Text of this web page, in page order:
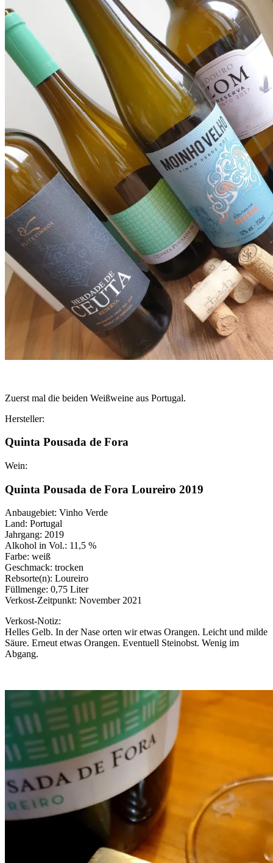
Zuerst mal die beiden Weißweine aus Portugal.
Hersteller:
Quinta Pousada de Fora
Wein:
Quinta Pousada de Fora Loureiro 2019
Anbaugebiet: Vinho Verde
Land: Portugal
Jahrgang: 2019
Alkohol in Vol.: 11,5 %
Farbe: weiß
Geschmack: trocken
Rebsorte(n): Loureiro
Füllmenge: 0,75 Liter
Verkost-Zeitpunkt: November 2021
Verkost-Notiz:
Helles Gelb. In der Nase orten wir etwas Orangen. Leicht und milde
Säure. Erneut etwas Orangen. Eventuell Steinobst. Wenig im
Abgang.